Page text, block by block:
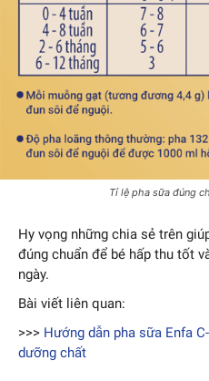
Tỉ lệ pha sữa đúng
Hy vọng những chia sẻ trên
đúng chuẩn để bé hấp thu tốt
ngày.
Bài viết liên quan:
>>> Hướng dẫn pha sữa Enfa
dưỡng chất